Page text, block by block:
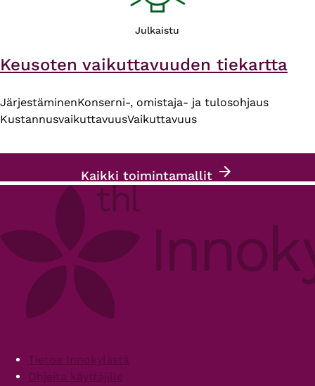
Julkaistu
Keusoten vaikuttavuuden tiekartta
JärjestäminenKonserni-, omistaja- ja tulosohjaus
KustannusvaikuttavuusVaikuttavuus
Kaikki toimintamallit
FooterTietoa Innokylästä
Ohjeita käyttäjille